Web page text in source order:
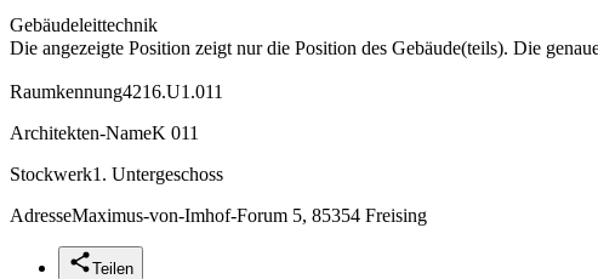
Gebäudeleittechnik
Die angezeigte Position zeigt nur die Position des Gebäude(teils). Die
Raumkennung4216.U1.011
Architekten-NameK 011
Stockwerk1. Untergeschoss
AdresseMaximus-von-Imhof-Forum 5, 85354 Freising
Teilen